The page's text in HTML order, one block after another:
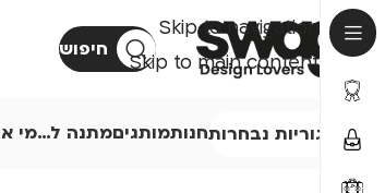
Skip to navigation
Skip to main content
חיפוש
קטגוריות נבחרותחנותמותגיםמתנה ל…מי